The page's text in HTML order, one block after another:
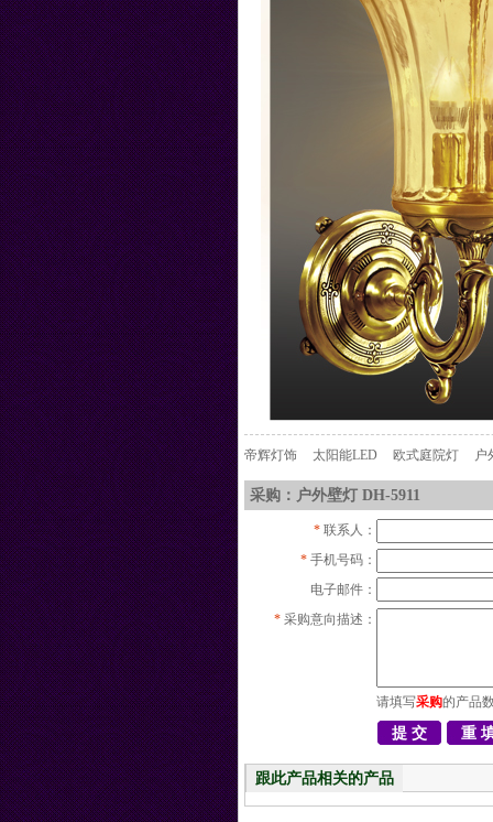
帝辉灯饰 太阳能LED 欧式庭院灯 户
采购：户外壁灯 DH-5911
* 联系人：
* 手机号码：
电子邮件：
* 采购意向描述：
请填写采购的产品
跟此产品相关的产品